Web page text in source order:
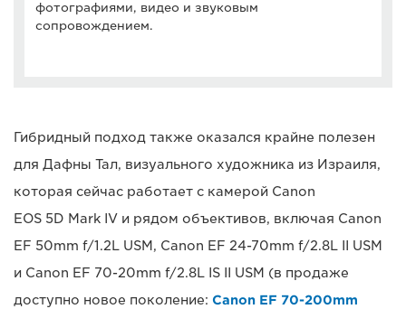
фотографиями, видео и звуковым
сопровождением.
Гибридный подход также оказался крайне полезен
для Дафны Тал, визуального художника из Израиля,
которая сейчас работает с камерой Canon
EOS 5D Mark IV и рядом объективов, включая Canon
EF 50mm f/1.2L USM, Canon EF 24-70mm f/2.8L II USM
и Canon EF 70-20mm f/2.8L IS II USM (в продаже
доступно новое поколение: Canon EF 70-200mm